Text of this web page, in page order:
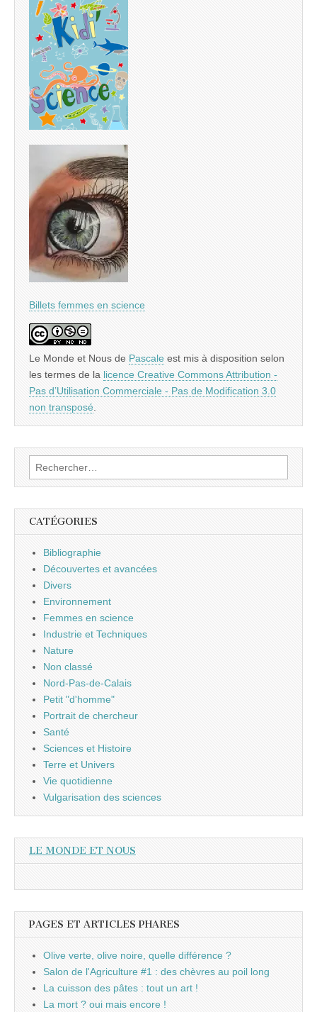
Billets femmes en science
Le Monde et Nous de Pascale est mis à disposition selon
les termes de la licence Creative Commons Attribution -
Pas d’Utilisation Commerciale - Pas de Modification 3.0
non transposé
Rechercher :
CATÉGORIES
Bibliographie
Découvertes et avancées
Divers
Environnement
Femmes en science
Industrie et Techniques
Nature
Non classé
Nord-Pas-de-Calais
Petit "d'homme"
Portrait de chercheur
Santé
Sciences et Histoire
Terre et Univers
Vie quotidienne
Vulgarisation des sciences
LE MONDE ET NOUS
PAGES ET ARTICLES PHARES
Olive verte, olive noire, quelle différence ?
Salon de l'Agriculture #1 : des chèvres au poil long
La cuisson des pâtes : tout un art !
La mort ? oui mais encore !